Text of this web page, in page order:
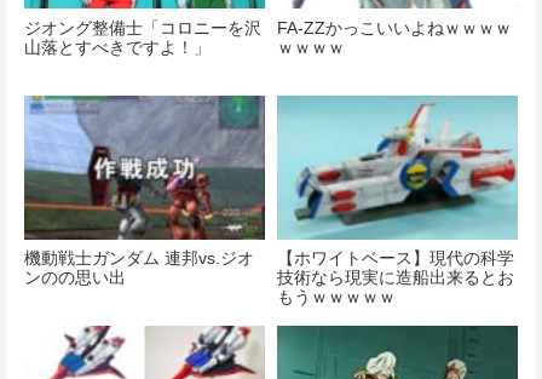
ジオング整備士「コロニーを沢
山落とすべきですよ！」
FA-ZZかっこいいよねｗｗｗｗ
ｗｗｗｗ
機動戦士ガンダム 連邦vs.ジオ
ンのの思い出
【ホワイトベース】現代の科学
技術なら現実に造船出来るとお
もうｗｗｗｗｗ